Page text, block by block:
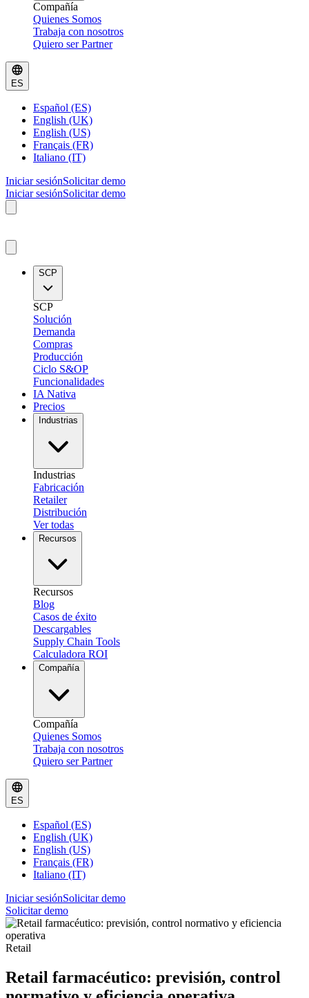
Compañía
Quienes Somos
Trabaja con nosotros
Quiero ser Partner
ES
Español (ES)
English (UK)
English (US)
Français (FR)
Italiano (IT)
Iniciar sesiónSolicitar demo
Iniciar sesiónSolicitar demo
SCP
SCP
Solución
Demanda
Compras
Producción
Ciclo S&OP
Funcionalidades
IA Nativa
Precios
Industrias
Industrias
Fabricación
Retailer
Distribución
Ver todas
Recursos
Recursos
Blog
Casos de éxito
Descargables
Supply Chain Tools
Calculadora ROI
Compañía
Compañía
Quienes Somos
Trabaja con nosotros
Quiero ser Partner
ES
Español (ES)
English (UK)
English (US)
Français (FR)
Italiano (IT)
Iniciar sesiónSolicitar demo
Solicitar demo
Retail
Retail farmacéutico: previsión, control